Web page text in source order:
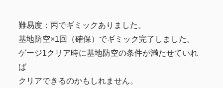
難易度：丙でギミックありました。
基地防空×1回（確保）でギミック完了しました。
ゲージ1クリア時に基地防空の条件が満たせていれ
ば
クリアできるのかもしれません。